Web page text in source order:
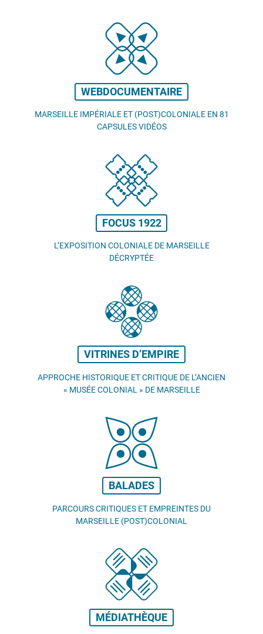
WEBDOCUMENTAIRE
MARSEILLE IMPÉRIALE ET (POST)COLONIALE EN 81
CAPSULES VIDÉOS
FOCUS 1922
L’EXPOSITION COLONIALE DE MARSEILLE
DÉCRYPTÉE
VITRINES D’EMPIRE
APPROCHE HISTORIQUE ET CRITIQUE DE L’ANCIEN
« MUSÉE COLONIAL » DE MARSEILLE
BALADES
PARCOURS CRITIQUES ET EMPREINTES DU
MARSEILLE (POST)COLONIAL
MÉDIATHÈQUE